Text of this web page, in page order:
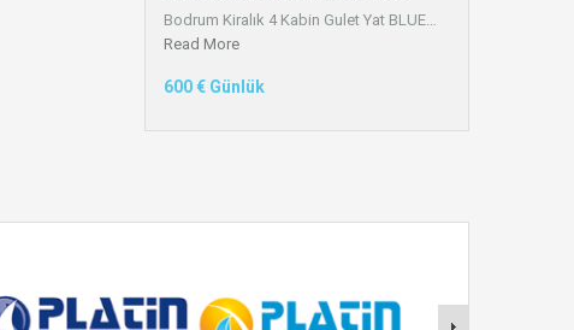
Bodrum Kiralık 4 Kabin Gulet Yat BLUE…
Read More
600 € Günlük